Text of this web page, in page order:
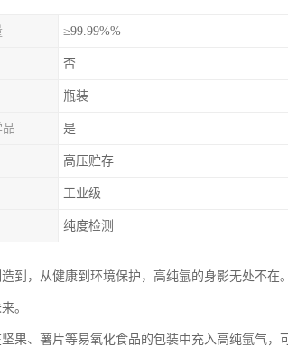
≥99.99%%
否
瓶装
是
高压贮存
工业级
纯度检测
到，从健康到环境保护，高纯氩的身影无处不在。
。
果、薯片等易氧化食品的包装中充入高纯氩气，可